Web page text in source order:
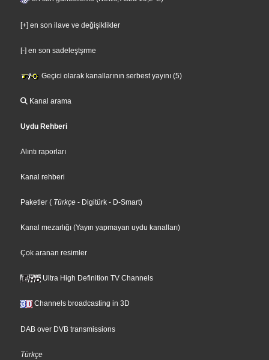
[+] en son ilave ve değişiklikler
[-] en son sadeleştşrme
Geçici olarak kanallarının serbest yayını (5)
Kanal arama
Uydu Rehberi
Alıntı raporları
Kanal rehberi
Paketler ( Türkçe - Digitürk - D-Smart)
Kanal mezarlığı (Yayın yapmayan uydu kanalları)
Çok aranan resimler
Ultra High Definition TV Channels
Channels broadcasting in 3D
DAB over DVB transmissions
Türkçe